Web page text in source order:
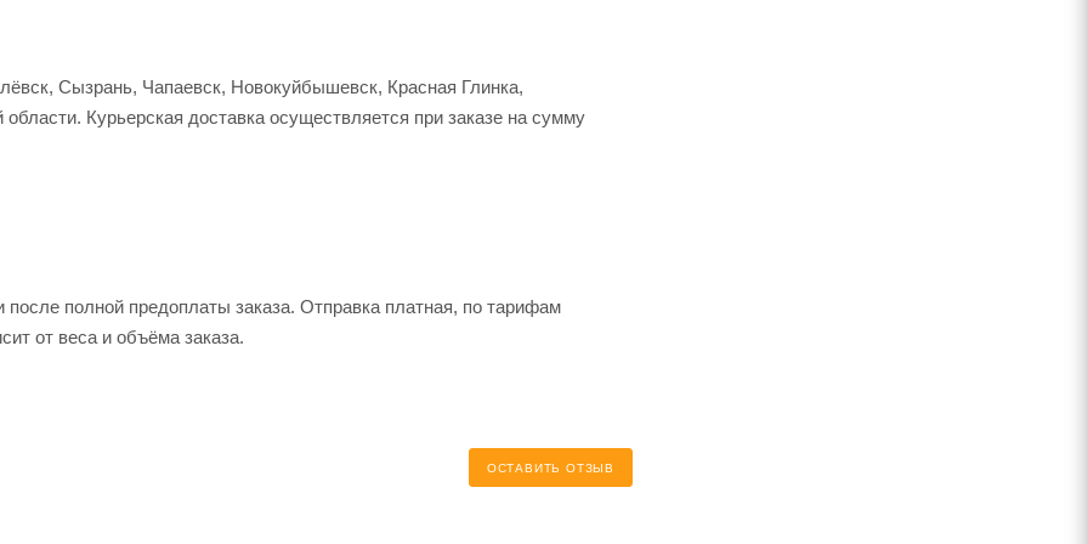
Сызрань, Чапаевск, Новокуйбышевск, Красная Глинка,
Курьерская доставка осуществляется при заказе на сумму
полной предоплаты заказа. Отправка платная, по тарифам
от веса и объёма заказа.
ОСТАВИТЬ ОТЗЫВ